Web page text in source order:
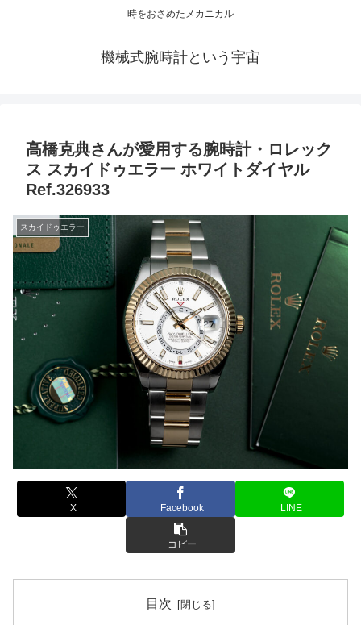
時をおさめたメカニカル
機械式腕時計という宇宙
高橋克典さんが愛用する腕時計・ロレック
ス スカイドゥエラー ホワイトダイヤル
Ref.326933
スカイドゥエラー
X Facebook LINE
コピー
目次